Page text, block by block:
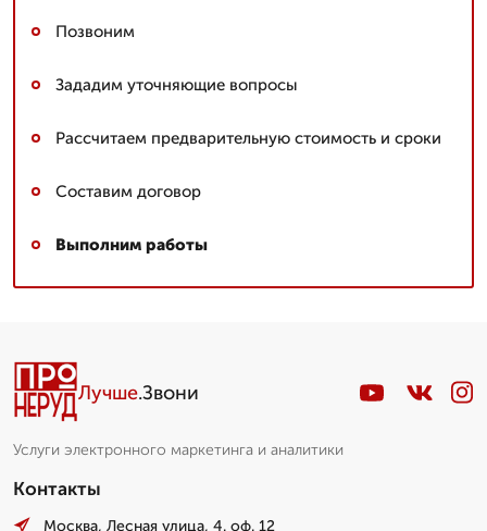
Позвоним
Зададим уточняющие вопросы
Рассчитаем предварительную стоимость и сроки
Составим договор
Выполним работы
Лучше.Звони
Услуги электронного маркетинга и аналитики
Контакты
Москва, Лесная улица, 4. оф. 12